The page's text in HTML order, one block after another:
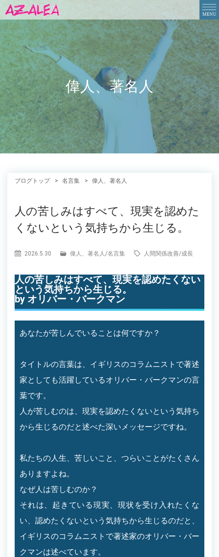
偉人、著名人
ブログトップ 名言集 偉人、著名人
人の苦しみはすべて、現実を認めた
くないという気持ちから生じる。
2026.5.30 偉人、著名人 /名言集 人間関係改善/成長
人の苦しみはすべて、現実を認めたくない
という気持ちから生じる。
by オリバー・バークマン
あなたが苦しんでいることは何ですか？
タイトルの言葉は、イギリスのコラムニストで著述
家としても活躍しているオリバー・バークマンの言
葉です。
人が苦しむのは、現実を認めたくないという気持ち
から生じるのだと述べた深いメッセージですね。
私たちの人生、苦しいこと、つらいことがたくさん
ありますよね。
なぜ人は苦しむのか？
それは、起きている現実、現状を受け入れたくな
い、認めたくないという気持ちから生じるのだと、
イギリスのコラムニストで著述家のオリバー・バー
クマンは述べています。